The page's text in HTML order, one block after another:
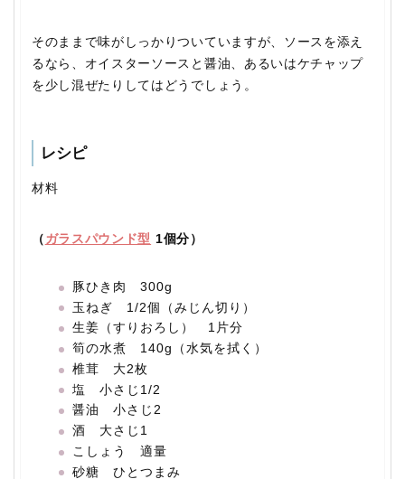
そのままで味がしっかりついていますが、ソースを添え
るなら、オイスターソースと醤油、あるいはケチャップ
を少し混ぜたりしてはどうでしょう。
レシピ
材料
（ ガラスパウンド型 1個分）
豚ひき肉 300g
玉ねぎ 1/2個（みじん切り）
生姜（すりおろし） 1片分
筍の水煮 140g（水気を拭く）
椎茸 大2枚
塩 小さじ1/2
醤油 小さじ2
酒 大さじ1
こしょう 適量
砂糖 ひとつまみ